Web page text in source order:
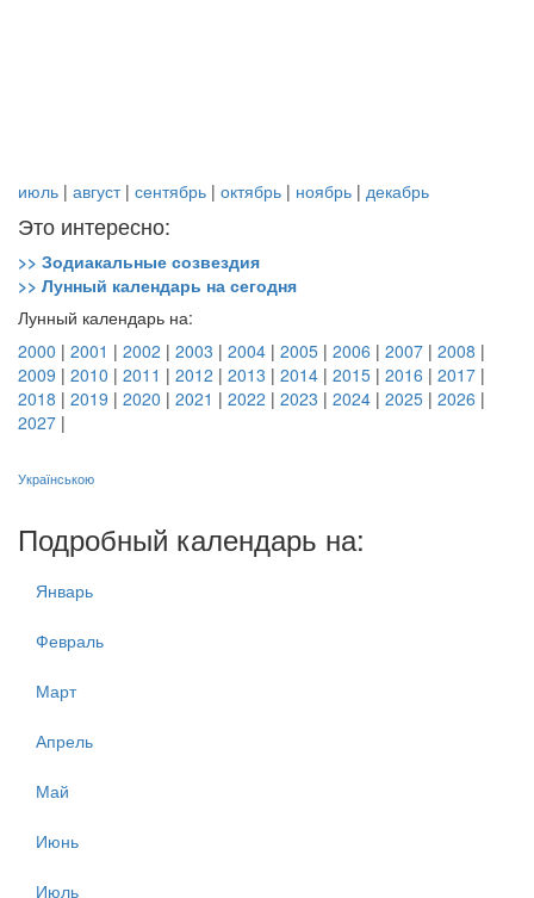
июль | август| сентябрь | октябрь | ноябрь | декабрь
Это интересно:
>> Зодиакальные созвездия
>> Лунный календарь на сегодня
Лунный календарь на:
2000 | 2001 | 2002 | 2003 | 2004 | 2005 | 2006 | 2007 | 2008 |
2009 | 2010 | 2011 | 2012 | 2013 | 2014 | 2015 | 2016 | 2017 |
2018 | 2019 | 2020 | 2021 | 2022 | 2023 | 2024 | 2025 | 2026 |
2027 |
Українською
Подробный календарь на:
Январь
Февраль
Март
Апрель
Май
Июнь
Июль